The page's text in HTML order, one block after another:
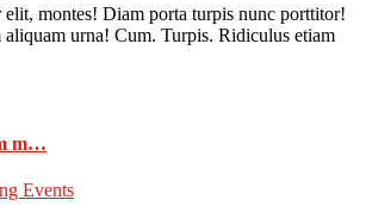
elit, montes! Diam porta turpis nunc porttitor!
aliquam urna! Cum. Turpis. Ridiculus etiam
m…
Events